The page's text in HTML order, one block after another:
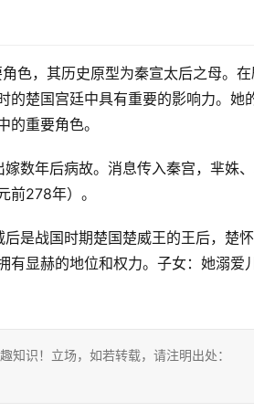
色，其历史原型为秦宣太后之母。在
的楚国宫廷中具有重要的影响力。她
重要角色。
数年后病故。消息传入秦宫，芈姝
前278年）。
是战国时期楚国楚威王的王后，楚
有显赫的地位和权力。子女：她溺爱
识！立场，如若转载，请注明出处：